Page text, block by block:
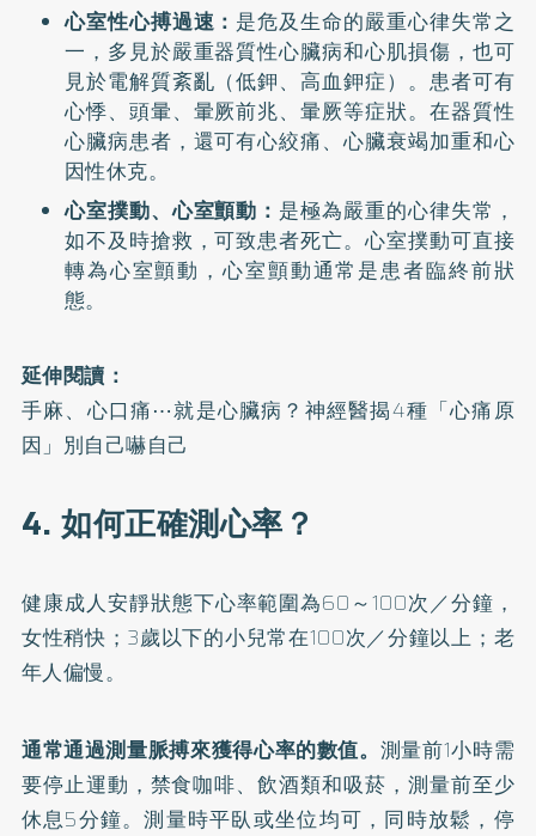
心室性心搏過速：是危及生命的嚴重心律失常之
一，多見於嚴重器質性心臟病和心肌損傷，也可
見於電解質紊亂（低鉀、高血鉀症）。患者可有
心悸、頭暈、暈厥前兆、暈厥等症狀。在器質性
心臟病患者，還可有心絞痛、心臟衰竭加重和心
因性休克。
心室撲動、心室顫動： 是極為嚴重的心律失常，
如不及時搶救，可致患者死亡。心室撲動可直接
轉為心室顫動，心室顫動通常是患者臨終前狀
態。
延伸閱讀：
手麻、心口痛⋯就是心臟病？神經醫揭4種「心痛原
因」別自己嚇自己
4. 如何正確測心率？
健康成人安靜狀態下心率範圍為60～100次／分鐘，
女性稍快；3歲以下的小兒常在100次／分鐘以上；老
年人偏慢。
通常通過測量脈搏來獲得心率的數值。 測量前1小時需
要停止運動，禁食咖啡、飲酒類和吸菸，測量前至少
休息5分鐘。測量時平臥或坐位均可，同時放鬆，停